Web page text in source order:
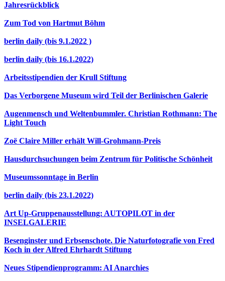
Jahresrückblick
Zum Tod von Hartmut Böhm
berlin daily (bis 9.1.2022 )
berlin daily (bis 16.1.2022)
Arbeitsstipendien der Krull Stiftung
Das Verborgene Museum wird Teil der Berlinischen Galerie
Augenmensch und Weltenbummler. Christian Rothmann: The
Light Touch
Zoë Claire Miller erhält Will-Grohmann-Preis
Hausdurchsuchungen beim Zentrum für Politische Schönheit
Museumssonntage in Berlin
berlin daily (bis 23.1.2022)
Art Up-Gruppenausstellung: AUTOPILOT in der
INSELGALERIE
Besenginster und Erbsenschote. Die Naturfotografie von Fred
Koch in der Alfred Ehrhardt Stiftung
Neues Stipendienprogramm: AI Anarchies